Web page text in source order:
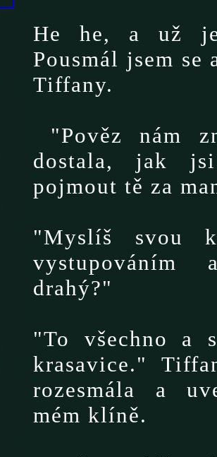
He he, a už
Pousmál jsem se
Tiffany.
"Pověz nám
dostala, jak
pojmout tě za
"Myslíš svou
vystupováním
drahý?"
"To všechno a
krasavice."
rozesmála a
mém klíně.